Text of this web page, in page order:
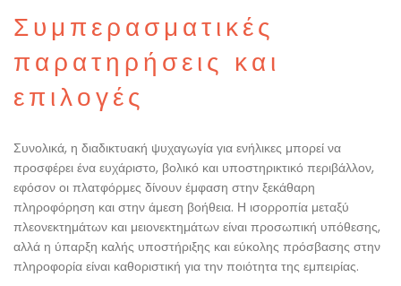
Συμπερασματικές
παρατηρήσεις και
επιλογές
Συνολικά, η διαδικτυακή ψυχαγωγία για ενήλικες μπορεί να
προσφέρει ένα ευχάριστο, βολικό και υποστηρικτικό περιβάλλον,
εφόσον οι πλατφόρμες δίνουν έμφαση στην ξεκάθαρη
πληροφόρηση και στην άμεση βοήθεια. Η ισορροπία μεταξύ
πλεονεκτημάτων και μειονεκτημάτων είναι προσωπική υπόθεσης,
αλλά η ύπαρξη καλής υποστήριξης και εύκολης πρόσβασης στην
πληροφορία είναι καθοριστική για την ποιότητα της εμπειρίας.